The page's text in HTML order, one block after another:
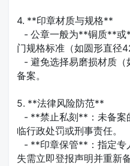
4. **印章材质与规格**
- 公章一般为**铜质**或
门规格标准（如圆形直径
- 避免选择易磨损材质（
备案。
5. **法律风险防范**
- **禁止私刻**：未备案
临行政处罚或刑事责任。
- **印章保管**：指定专
失需立即登报声明并重新